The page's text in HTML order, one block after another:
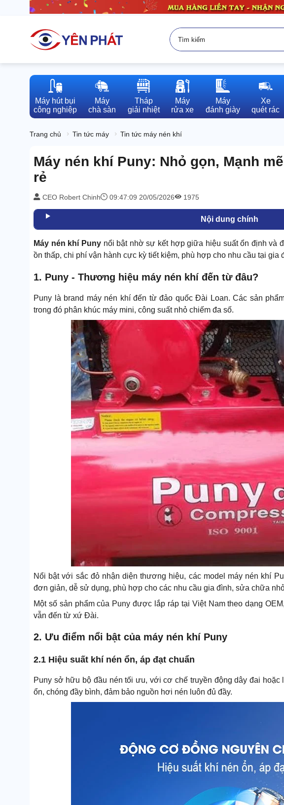
Máy hút bụi
công nghiệp
Máy
chà sàn
Tháp
giải nhiệt
Máy
rửa xe
Máy
đánh giày
Xe
quét rác
Trang chủ Tin tức máy Tin tức máy nén khí
Máy nén khí Puny: Nhỏ gọn, Mạnh
rẻ
CEO Robert Chinh 09:47:09 20/05/2026 1975
Nội dung chính
Máy nén khí Puny nổi bật nhờ sự kết hợp giữa hiệu suất ổn định và
ồn thấp, chi phí vận hành cực kỳ tiết kiệm, phù hợp cho nhu cầu tại gia
1. Puny - Thương hiệu máy nén khí đến từ đâu?
Puny là brand máy nén khí đến từ đảo quốc Đài Loan. Các sản
trong đó phân khúc máy mini, công suất nhỏ chiếm đa số.
Nổi bật với sắc đỏ nhận diện thương hiệu, các model máy nén khí
đơn giản, dễ sử dụng, phù hợp cho các nhu cầu gia đình, sửa chữa
Một số sản phẩm của Puny được lắp ráp tại Việt Nam theo dạng
vẫn đến từ xứ Đài.
2. Ưu điểm nổi bật của máy nén khí Puny
2.1 Hiệu suất khí nén ổn, áp đạt chuẩn
Puny sở hữu bộ đầu nén tối ưu, với cơ chế truyền động dây đai hoặc
ổn, chóng đầy bình, đảm bảo nguồn hơi nén luôn đủ đầy.